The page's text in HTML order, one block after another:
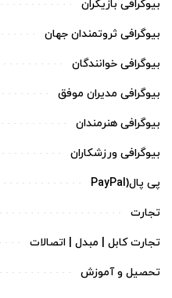
بیوگرافی بازیگران
بیوگرافی ثروتمندان جهان
بیوگرافی خوانندگان
بیوگرافی مدیران موفق
بیوگرافی هنرمندان
بیوگرافی ورزشکاران
پی پال(PayPal
تجارت
تجارت کابل | مبدل | اتصالات
تحصیل و آموزش